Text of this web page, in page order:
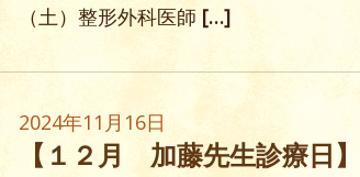
（土）整形外科医師 […]
2024年11月16日
【１２月 加藤先生診療日